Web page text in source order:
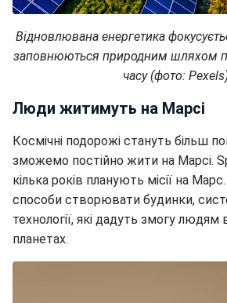
Відновлювана енергетика
заповнюються природним шляхом
часу (фото:
Люди житимуть на Марсі
Космічні подорожі стануть більш
зможемо постійно жити на Марсі.
кілька років планують місії на
способи створювати будинки,
технології, які дадуть змогу
планетах.